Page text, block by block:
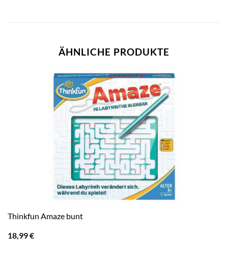
ÄHNLICHE PRODUKTE
Thinkfun Amaze bunt
18,99€